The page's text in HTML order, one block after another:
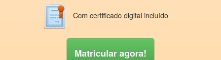
Com certificado digital incluído
Matricular agora!